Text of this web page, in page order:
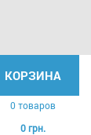
КОРЗИНА
0 товаров
0 грн.